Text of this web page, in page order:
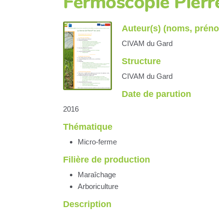
Auteur(s) (noms,
CIVAM du Gard
Structure
CIVAM du Gard
Date de parution
2016
Thématique
Micro-ferme
Filière de production
Maraîchage
Arboriculture
Description